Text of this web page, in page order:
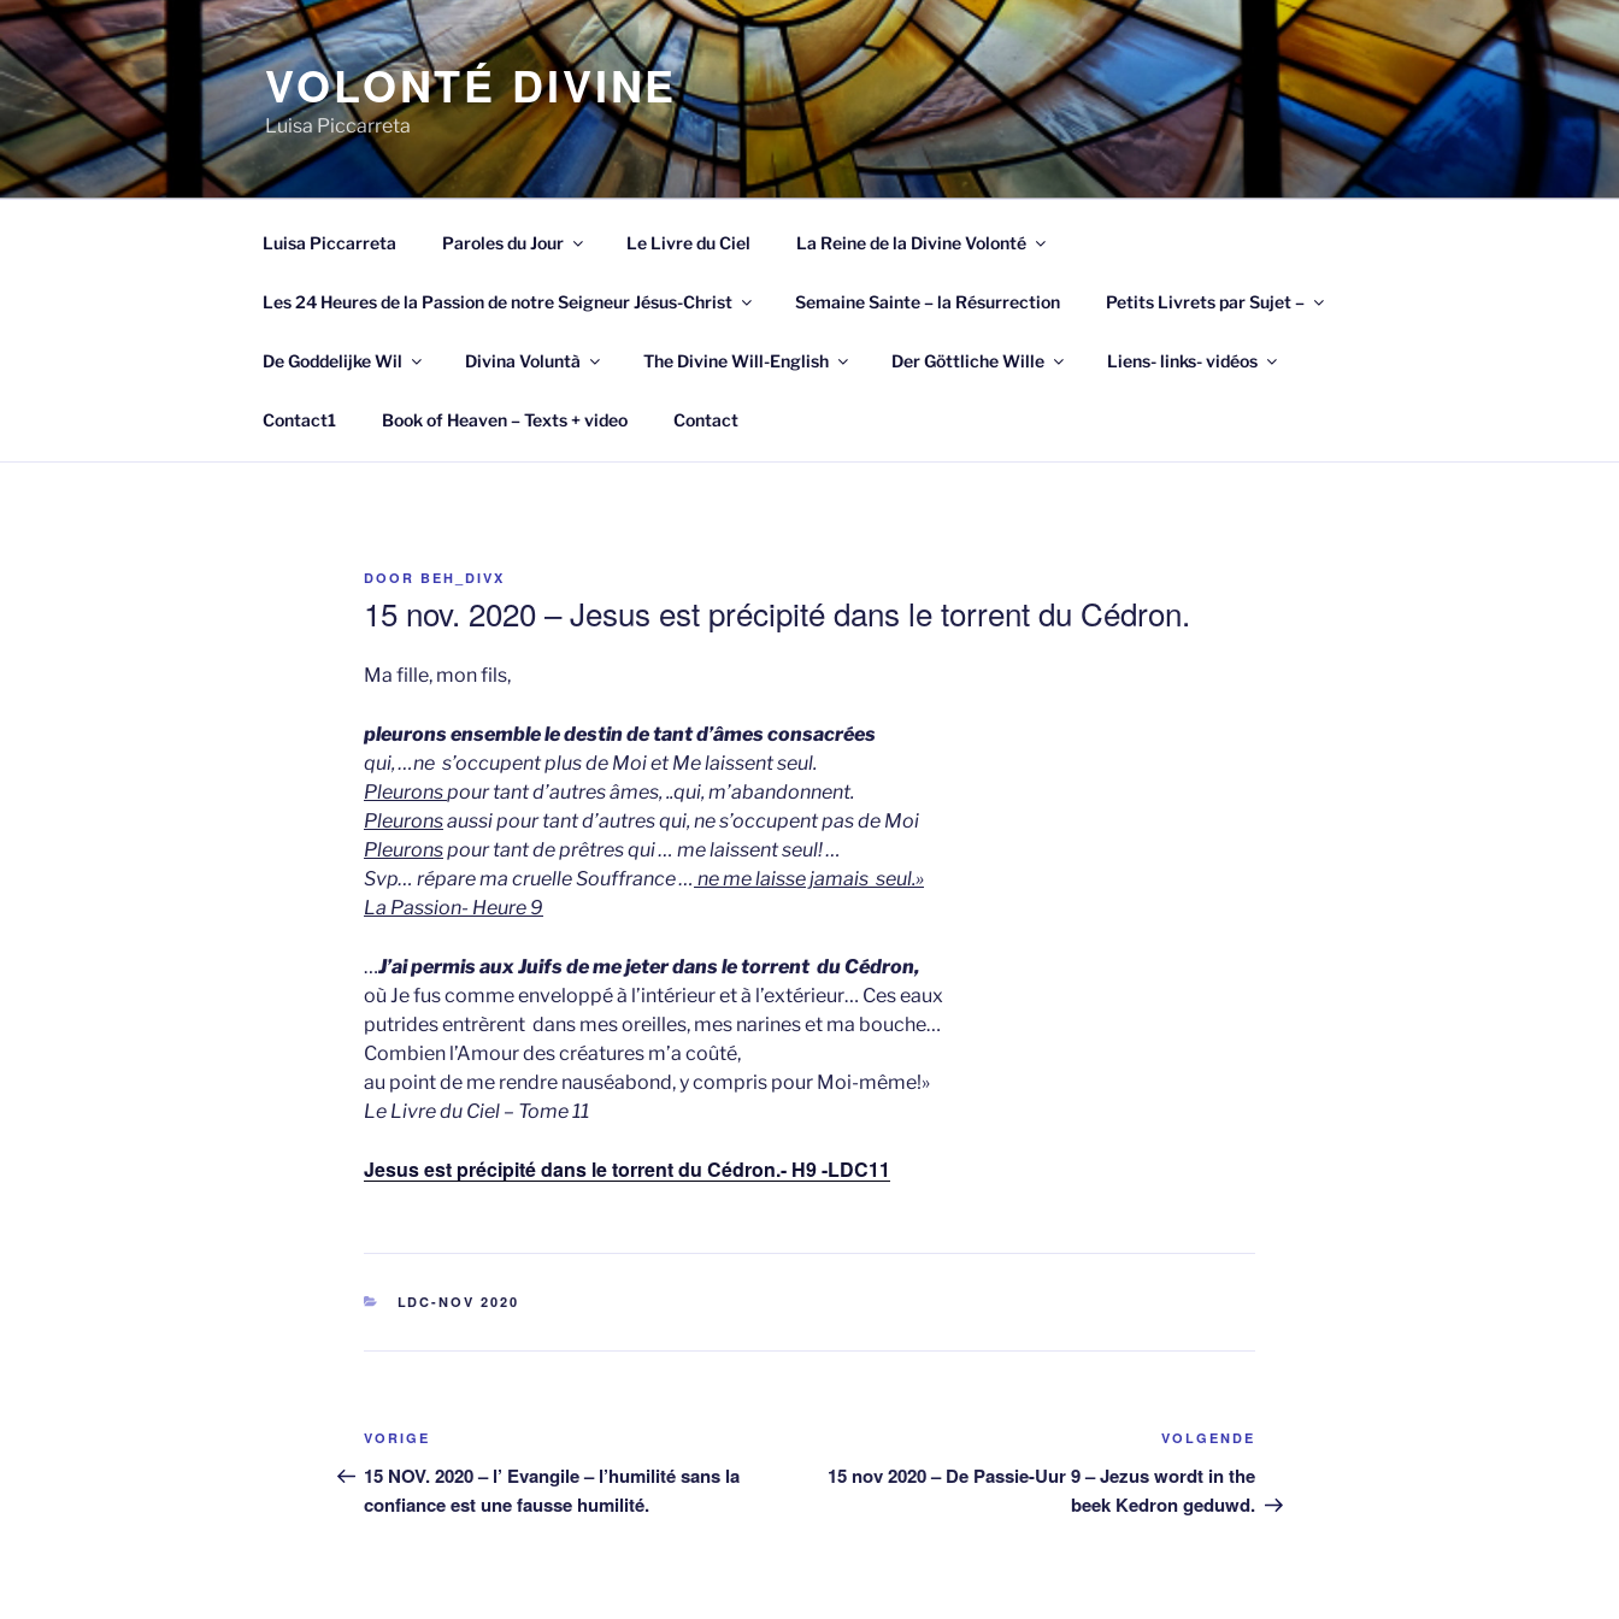
Spring
naar
de
inhoud
VOLONTÉ DIVINE
Luisa Piccarreta
Luisa Piccarreta Paroles du Jour Le Livre du Ciel La Reine de la Divine Volonté
Les 24 Heures de la Passion de notre Seigneur Jésus-Christ Semaine Sainte – la Résurrection Petits Livrets par Sujet –
De Goddelijke Wil Divina Voluntà The Divine Will-English Der Göttliche Wille Liens- links- vidéos
Contact1 Book of Heaven – Texts + video Contact
GEPLAATST
DOOR BEH_DIVX
15 nov. 2020 – Jesus est précipité dans le torrent du Cédron.
Ma fille, mon fils,
pleurons ensemble le destin de tant d’âmes consacrées
qui, …ne s’occupent plus de Moi et Me laissent seul.
Pleuronspour tant d’autres âmes, ..qui, m’abandonnent.
Pleuronsaussi pour tant d’autres qui, ne s’occupent pas de Moi
Pleuronspour tant de prêtres qui … me laissent seul! …
Svp… répare ma cruelle Souffrance … ne me laisse jamais seul.»
La Passion- Heure 9
…J’ai permis aux Juifs de me jeter dans le torrent du Cédron,
où Je fus comme enveloppé à l’intérieur et à l’extérieur… Ces eaux
putrides entrèrent dans mes oreilles, mes narines et ma bouche…
Combien l’Amour des créatures m’a coûté,
au point de me rendre nauséabond, y compris pour Moi-même!»
Le Livre du Ciel – Tome 11
Jesus est précipité dans le torrent du Cédron.- H9 -LDC11
CATEGORIEËN
LDC-NOV 2020
Berichtnavigatie
Vorig
bericht
VORIGE
15 NOV. 2020 – l’ Evangile – l’humilité sans la
confiance est une fausse humilité.
bericht
VOLGENDE
15 nov 2020 – De Passie-Uur 9 – Jezus wordt in the
beek Kedron geduwd.